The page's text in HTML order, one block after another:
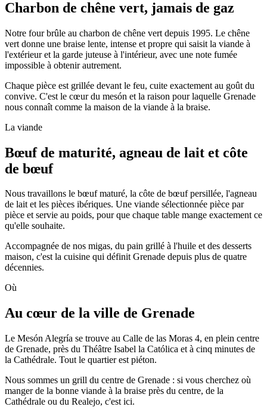
Charbon de chêne vert, jamais de gaz
Notre four brûle au charbon de chêne vert depuis 1995. Le chêne
vert donne une braise lente, intense et propre qui saisit la viande à
l'extérieur et la garde juteuse à l'intérieur, avec une note fumée
impossible à obtenir autrement.
Chaque pièce est grillée devant le feu, cuite exactement au goût du
convive. C'est le cœur du mesón et la raison pour laquelle Grenade
nous connaît comme la maison de la viande à la braise.
La viande
Bœuf de maturité, agneau de lait et côte
de bœuf
Nous travaillons le bœuf maturé, la côte de bœuf persillée, l'agneau
de lait et les pièces ibériques. Une viande sélectionnée pièce par
pièce et servie au poids, pour que chaque table mange exactement ce
qu'elle souhaite.
Accompagnée de nos migas, du pain grillé à l'huile et des desserts
maison, c'est la cuisine qui définit Grenade depuis plus de quatre
décennies.
Où
Au cœur de la ville de Grenade
Le Mesón Alegría se trouve au Calle de las Moras 4, en plein centre
de Grenade, près du Théâtre Isabel la Católica et à cinq minutes de
la Cathédrale. Tout le quartier est piéton.
Nous sommes un grill du centre de Grenade : si vous cherchez où
manger de la bonne viande à la braise près du centre, de la
Cathédrale ou du Realejo, c'est ici.